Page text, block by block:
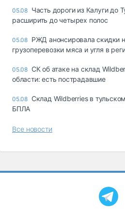
05.08 Часть дороги из Калуги до
расширить до четырех полос
05.08 РЖД анонсировала скидки
грузоперевозки мяса и угля в
05.08 СК об атаке на склад
области: есть пострадавшие
05.08 Склад Wildberries в
БПЛА
Все новости